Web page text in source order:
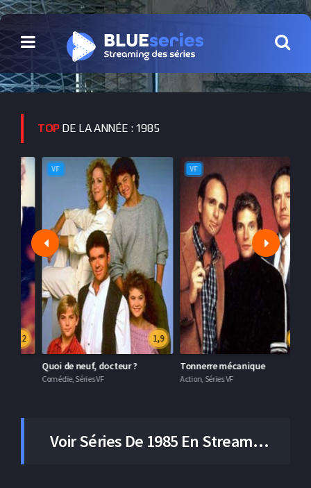
TOPDE LA ANNÉE : 1985
3,2
MacGyver
Action, Drame, Séries VF
Quoi de neuf, docteur ?
Comédie, Séries VF
Voir Séries De 1985 En Streaming VF Et VOSTFR En Illimité